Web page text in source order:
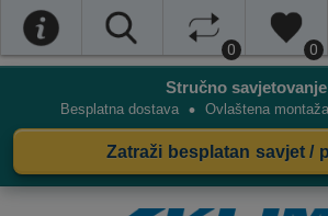
0 0
Stručno savjetovanje
Besplatna dostava • Ovlaštena
Zatraži besplatan savjet /